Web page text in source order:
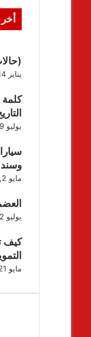
أخر
يناير 14, 2020
التاريخ ١٠ سنوات بدون
يوليو 29, 2023
مايو 2, 2021
يوليو 2, 2019
كيف
مايو 21, 2021